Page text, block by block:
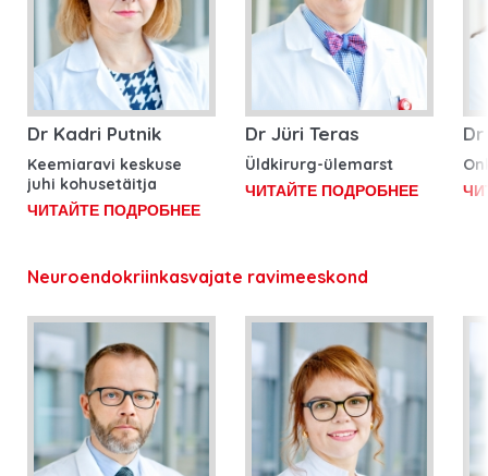
Dr Kadri Putnik
Keemiaravi keskuse
juhi kohusetäitja
ЧИТАЙТЕ ПОДРОБНЕЕ
Dr Jüri Teras
Üldkirurg-ülemarst
ЧИТАЙТЕ ПОДРОБНЕЕ
Neuroendokriinkasvajate ravimeeskond